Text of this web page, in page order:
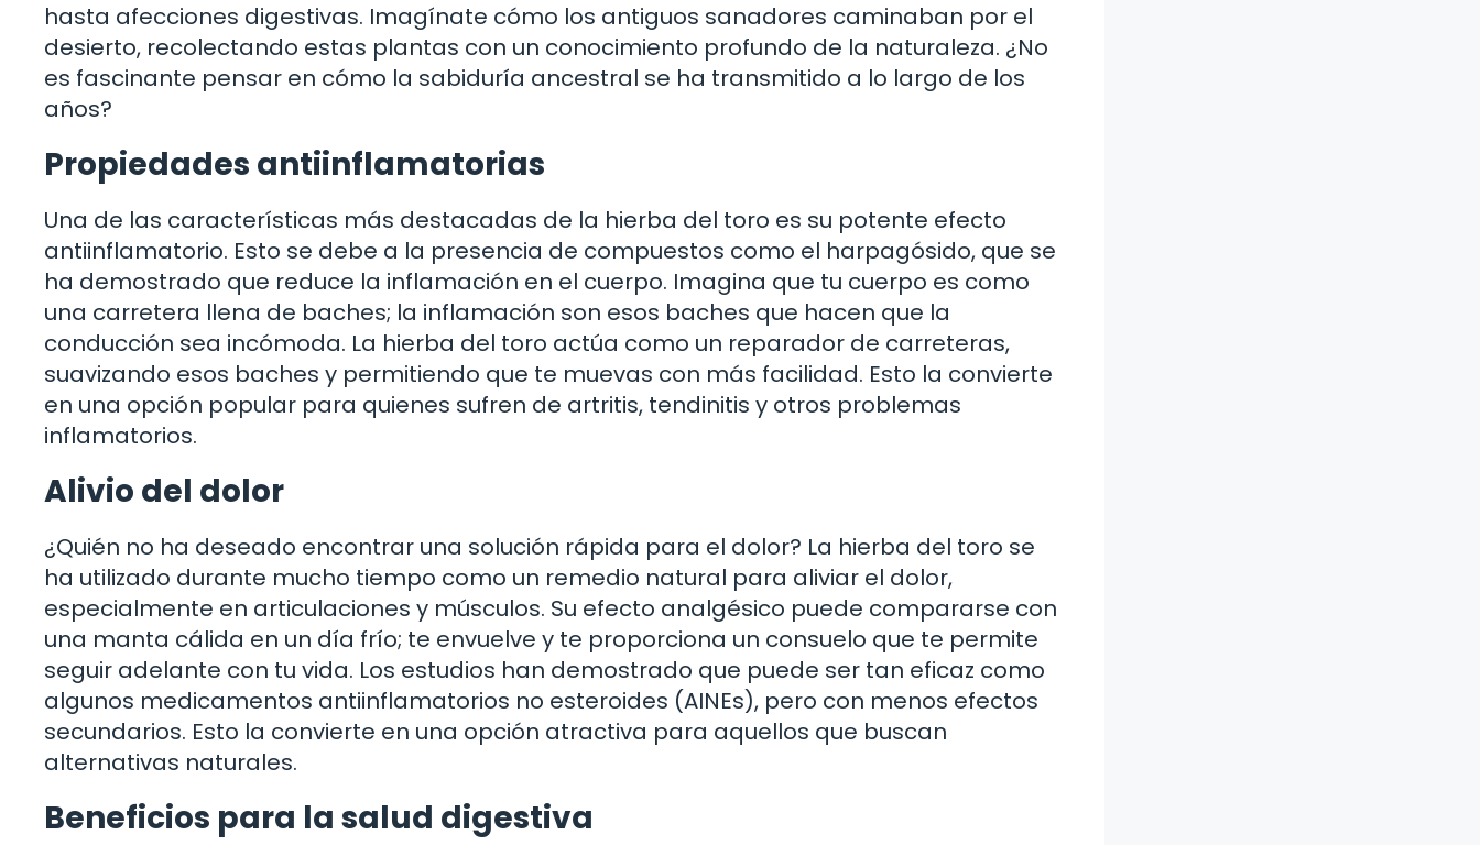
hasta afecciones digestivas. Imagínate cómo los antiguos sanadores caminaban por el
desierto, recolectando estas plantas con un conocimiento profundo de la naturaleza. ¿No
es fascinante pensar en cómo la sabiduría ancestral se ha transmitido a lo largo de los
años?
Propiedades antiinflamatorias
Una de las características más destacadas de la hierba del toro es su potente efecto
antiinflamatorio. Esto se debe a la presencia de compuestos como el harpagósido, que se
ha demostrado que reduce la inflamación en el cuerpo. Imagina que tu cuerpo es como
una carretera llena de baches; la inflamación son esos baches que hacen que la
conducción sea incómoda. La hierba del toro actúa como un reparador de carreteras,
suavizando esos baches y permitiendo que te muevas con más facilidad. Esto la convierte
en una opción popular para quienes sufren de artritis, tendinitis y otros problemas
inflamatorios.
Alivio del dolor
¿Quién no ha deseado encontrar una solución rápida para el dolor? La hierba del toro se
ha utilizado durante mucho tiempo como un remedio natural para aliviar el dolor,
especialmente en articulaciones y músculos. Su efecto analgésico puede compararse con
una manta cálida en un día frío; te envuelve y te proporciona un consuelo que te permite
seguir adelante con tu vida. Los estudios han demostrado que puede ser tan eficaz como
algunos medicamentos antiinflamatorios no esteroides (AINEs), pero con menos efectos
secundarios. Esto la convierte en una opción atractiva para aquellos que buscan
alternativas naturales.
Beneficios para la salud digestiva